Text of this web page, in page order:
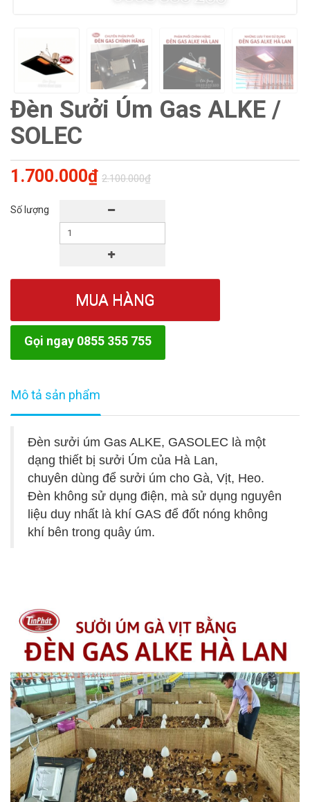
Đèn Sưởi Úm Gas ALKE /
SOLEC
1.700.000₫ 2.100.000₫
Số lượng
MUA HÀNG
Gọi ngay 0855 355 755
Mô tả sản phẩm
Đèn sưởi úm Gas ALKE, GASOLEC là một
dạng thiết bị sưởi Úm của Hà Lan,
chuyên dùng để sưởi úm cho Gà, Vịt, Heo.
Đèn không sử dụng điện, mà sử dụng nguyên
liệu duy nhất là khí GAS để đốt nóng không
khí bên trong quây úm.